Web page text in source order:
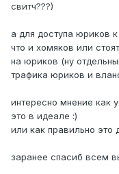
свитч???)
а для доступа юриков
что и хомяков или
на юриков (ну
трафика юриков и
интересно мнение как
это в идеале :)
или как правильно это
заранее спасиб всем